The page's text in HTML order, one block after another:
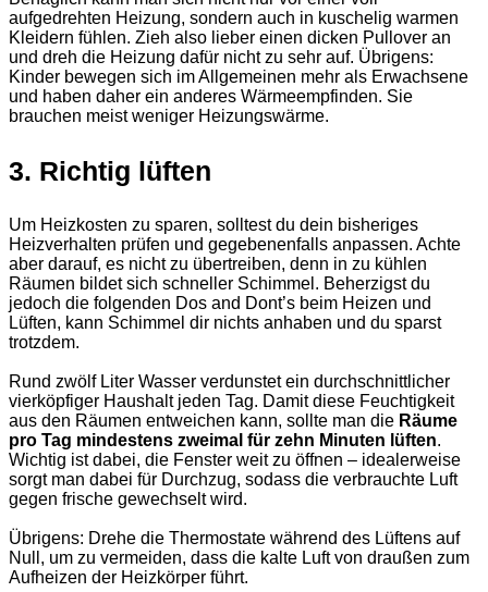
aufgedrehten Heizung, sondern auch in kuschelig warmen
Kleidern fühlen. Zieh also lieber einen dicken Pullover an
und dreh die Heizung dafür nicht zu sehr auf. Übrigens:
Kinder bewegen sich im Allgemeinen mehr als Erwachsene
und haben daher ein anderes Wärmeempfinden. Sie
brauchen meist weniger Heizungswärme.
3. Richtig lüften
Um Heizkosten zu sparen, solltest du dein bisheriges
Heizverhalten prüfen und gegebenenfalls anpassen. Achte
aber darauf, es nicht zu übertreiben, denn in zu kühlen
Räumen bildet sich schneller Schimmel. Beherzigst du
jedoch die folgenden Dos and Dont’s beim Heizen und
Lüften, kann Schimmel dir nichts anhaben und du sparst
trotzdem.
Rund zwölf Liter Wasser verdunstet ein durchschnittlicher
vierköpfiger Haushalt jeden Tag. Damit diese Feuchtigkeit
aus den Räumen entweichen kann, sollte man die Räume
pro Tag mindestens zweimal für zehn Minuten lüften.
Wichtig ist dabei, die Fenster weit zu öffnen – idealerweise
sorgt man dabei für Durchzug, sodass die verbrauchte Luft
gegen frische gewechselt wird.
Übrigens: Drehe die Thermostate während des Lüftens auf
Null, um zu vermeiden, dass die kalte Luft von draußen zum
Aufheizen der Heizkörper führt.